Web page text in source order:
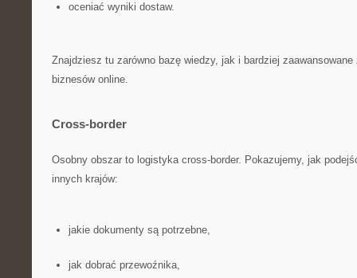
oceniać wyniki dostaw.
Znajdziesz tu zarówno bazę wiedzy, jak i bardziej
biznesów online.
Cross-border
Osobny obszar to logistyka cross-border. Pokazujemy, jak
innych krajów:
jakie dokumenty są potrzebne,
jak dobrać przewoźnika,